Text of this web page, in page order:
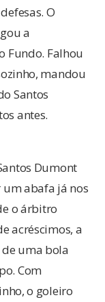
O
a
Fundo. Falhou
mandou
Santos
antes.
Dumont
abafa já nos
o árbitro
acréscimos, a
uma bola
Com
o goleiro